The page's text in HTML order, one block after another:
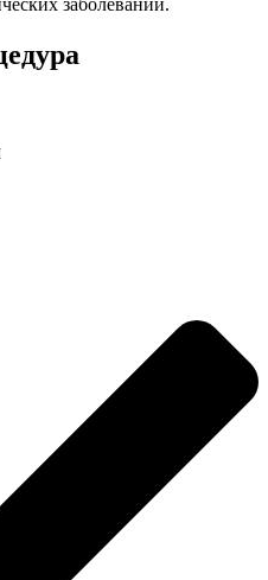
заболеваний.